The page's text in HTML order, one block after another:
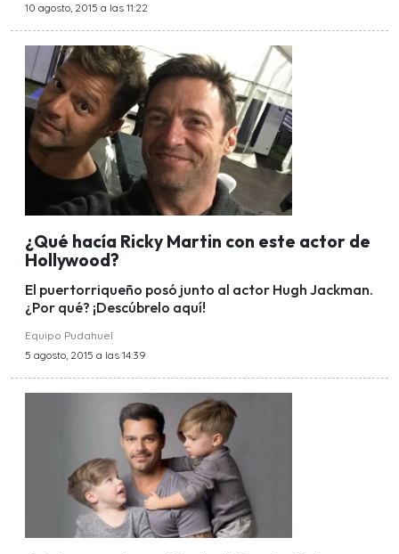
10 agosto, 2015 a las 11:22
¿Qué hacía Ricky Martin con este actor de
Hollywood?
El puertorriqueño posó junto al actor Hugh Jackman.
¿Por qué? ¡Descúbrelo aquí!
Equipo Pudahuel
5 agosto, 2015 a las 14:39